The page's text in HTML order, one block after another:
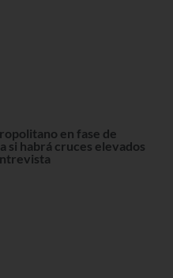
en fase de
si habrá cruces elevados